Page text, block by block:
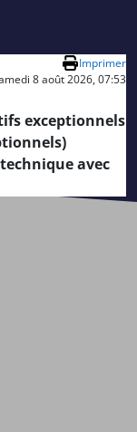
Imprimer
8 août 2026, 07:53
exceptionnels
avec